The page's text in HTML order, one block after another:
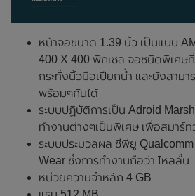
หน้าจอขนาด 1.39 นิ้ว เป็นแบบ
400 X 400 พิกเซล จอชนิดพิเศษ
กระทั่งนิ้วมือเปียกน้ำ และยังสาม
พร้อมๆกันได้
ระบบปฏิบัติการเป็น Adroid
ทำงานต่างๆเป็นพิเศษ เพื่อสมาร์ท
ระบบประมวลผล ซีพียู
Wear ซึ่งการทำงานถือว่า ไหลลื่น
หน่วยความจำหลัก 4 GB